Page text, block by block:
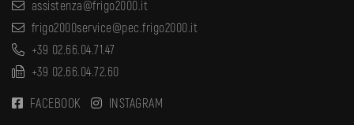
assistenza@frigo2000.it
frigo2000service@pec.frigo2000.it
+39 02.66.04.71.47
+39 02.66.04.72.60
FACEBOOK INSTAGRAM